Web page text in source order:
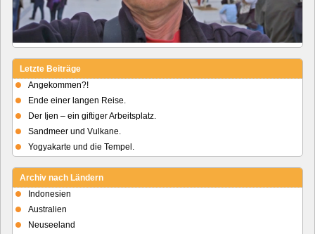
Letzte Beiträge
Angekommen?!
Ende einer langen Reise.
Der Ijen – ein giftiger Arbeitsplatz.
Sandmeer und Vulkane.
Yogyakarte und die Tempel.
Archiv nach Ländern
Indonesien
Australien
Neuseeland